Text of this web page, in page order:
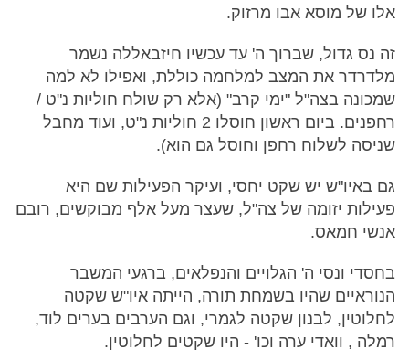
אלו של מוסא אבו מרזוק.
זה נס גדול, שברוך ה' עד עכשיו חיזבאללה נשמר
מלדרדר את המצב למלחמה כוללת, ואפילו לא למה
שמכונה בצה"ל "ימי קרב" (אלא רק שולח חוליות נ"ט /
רחפנים. ביום ראשון חוסלו 2 חוליות נ"ט, ועוד מחבל
שניסה לשלוח רחפן וחוסל גם הוא).
גם באיו"ש יש שקט יחסי, ועיקר הפעילות שם היא
פעילות יזומה של צה"ל, שעצר מעל אלף מבוקשים, רובם
אנשי חמאס.
בחסדי ונסי ה' הגלויים והנפלאים, ברגעי המשבר
הנוראיים שהיו בשמחת תורה, הייתה איו"ש שקטה
לחלוטין, לבנון שקטה לגמרי, וגם הערבים בערים לוד,
רמלה , וואדי ערה וכו' - היו שקטים לחלוטין.